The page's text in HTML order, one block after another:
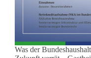
Was der